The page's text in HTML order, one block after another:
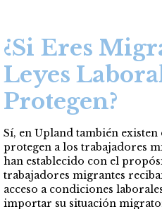
¿Si Eres
Leyes
Protegen?
Sí, en Upland también
protegen a los trabajadores
han establecido con el
trabajadores migrantes
acceso a condiciones
importar su situación